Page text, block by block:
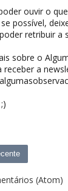
ouvir o
possível,
retribuir a
sobre o
receber a
(Atom)